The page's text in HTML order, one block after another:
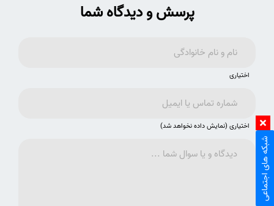
پرسش و دیدگاه شما
اختیاری
اختیاری (نمایش داده نخواهد شد)
شبکه های اجتماعی